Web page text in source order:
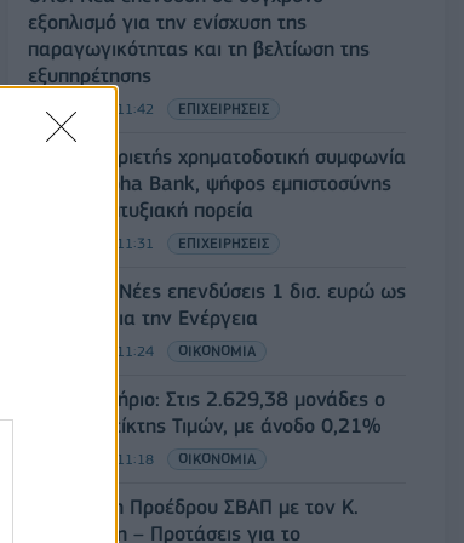
εξοπλισμό για την ενίσχυση της
παραγωγικότητας και τη βελτίωση της
εξυπηρέτησης
06/08/2026 - 11:42 ΕΠΙΧΕΙΡΗΣΕΙΣ
Novibet: Τριετής χρηματοδοτική συμφωνία
με την Alpha Bank, ψήφος εμπιστοσύνης
στην αναπτυξιακή πορεία
06/08/2026 - 11:31 ΕΠΙΧΕΙΡΗΣΕΙΣ
ΥΠΕΘΟΟ: Νέες επενδύσεις 1 δισ. ευρώ ως
το 2028 για την Ενέργεια
06/08/2026 - 11:24 ΟΙΚΟΝΟΜΙΑ
Χρηματιστήριο: Στις 2.629,38 μονάδες ο
Γενικός Δείκτης Τιμών, με άνοδο 0,21%
06/08/2026 - 11:18 ΟΙΚΟΝΟΜΙΑ
Συνάντηση Προέδρου ΣΒΑΠ με τον Κ.
Χατζηδάκη – Προτάσεις για το